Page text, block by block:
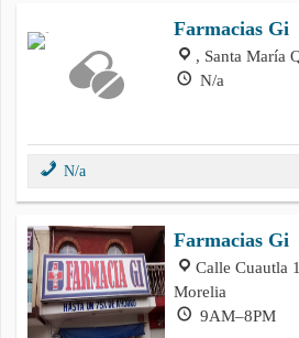
Farmacias Gi
, Santa María
N/a
N/a
Farmacias Gi
Calle Cuautla
Morelia
9AM–8PM